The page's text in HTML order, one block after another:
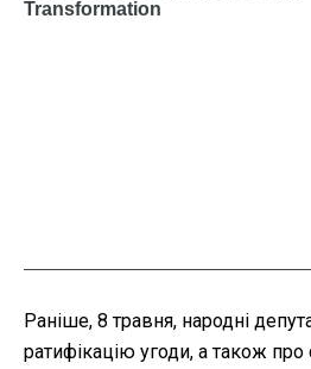
Раніше, 8 травня, народні
ратифікацію угоди, а також про